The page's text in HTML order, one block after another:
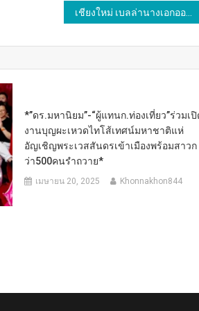
*”ดร.มหานิยม”-“ผู้แทนก.ท่องเที่ยว”ร่วมเ
งานบุญผะเหวดไทโส้เทศน์มหาชาติแห่
อัญเชิญพระเวสสันดรเข้าเมืองพร้อมสาวก
ว่า500คนรำถวาย*
เมษายน 20, 2025 Khonnakhon844